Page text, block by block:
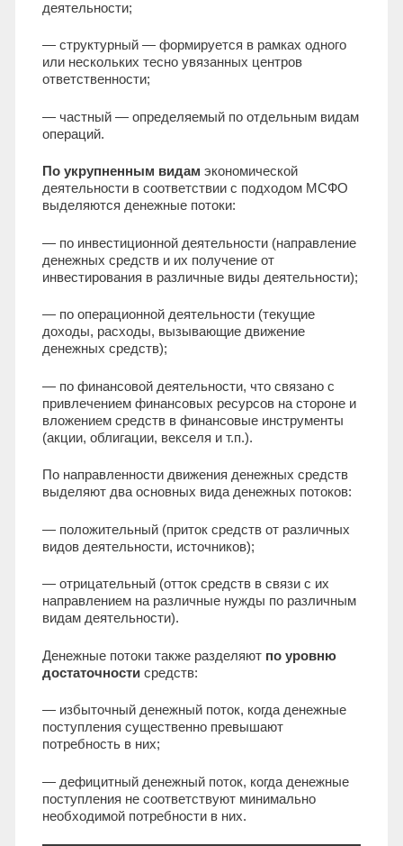
деятельности;
— структурный — формируется в рамках одного
или нескольких тесно увязанных центров
ответственности;
— частный — определяемый по отдельным видам
операций.
По укрупненным видам экономической
деятельности в соответствии с подходом МСФО
выделяются денежные потоки:
— по инвестиционной деятельности (направление
денежных средств и их получение от
инвестирования в различные виды деятельности);
— по операционной деятельности (текущие
доходы, расходы, вызывающие движение
денежных средств);
— по финансовой деятельности, что связано с
привлечением финансовых ресурсов на стороне и
вложением средств в финансовые инструменты
(акции, облигации, векселя и т.п.).
По направленности движения денежных средств
выделяют два основных вида денежных потоков:
— положительный (приток средств от различных
видов деятельности, источников);
— отрицательный (отток средств в связи с их
направлением на различные нужды по различным
видам деятельности).
Денежные потоки также разделяют по уровню
достаточности средств:
— избыточный денежный поток, когда денежные
поступления существенно превышают
потребность в них;
— дефицитный денежный поток, когда денежные
поступления не соответствуют минимально
необходимой потребности в них.